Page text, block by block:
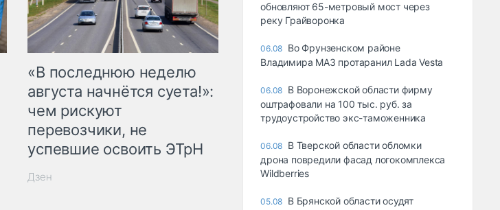
«В последнюю неделю
августа начнётся суета!»:
чем рискуют
перевозчики, не
успевшие освоить ЭТрН
Дзен
обновляют 65-метровый мост через
реку Грайворонка
06.08 Во Фрунзенском районе
Владимира МАЗ протаранил Lada Vesta
06.08 В Воронежской области фирму
оштрафовали на 100 тыс. руб. за
трудоустройство экс-таможенника
06.08 В Тверской области обломки
дрона повредили фасад логокомплекса
Wildberries
05.08 В Брянской области осудят